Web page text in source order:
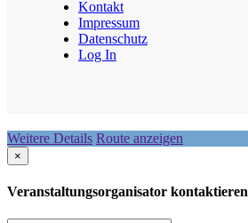
Kontakt
Impressum
Datenschutz
Log In
Weitere Details Route anzeigen
×
Veranstaltungsorganisator kontaktieren